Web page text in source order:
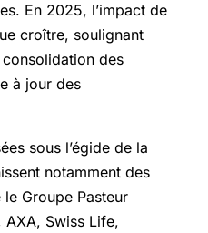
En 2025, l’impact de
croître, soulignant
des
à jour des
sous l’égide de la
notamment des
Groupe Pasteur
AXA, Swiss Life,